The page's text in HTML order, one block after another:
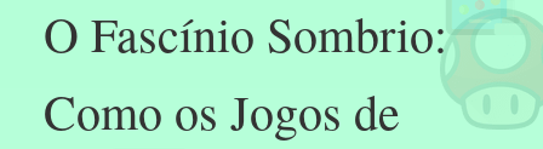
O Fascínio Sombrio:
Como os Jogos de